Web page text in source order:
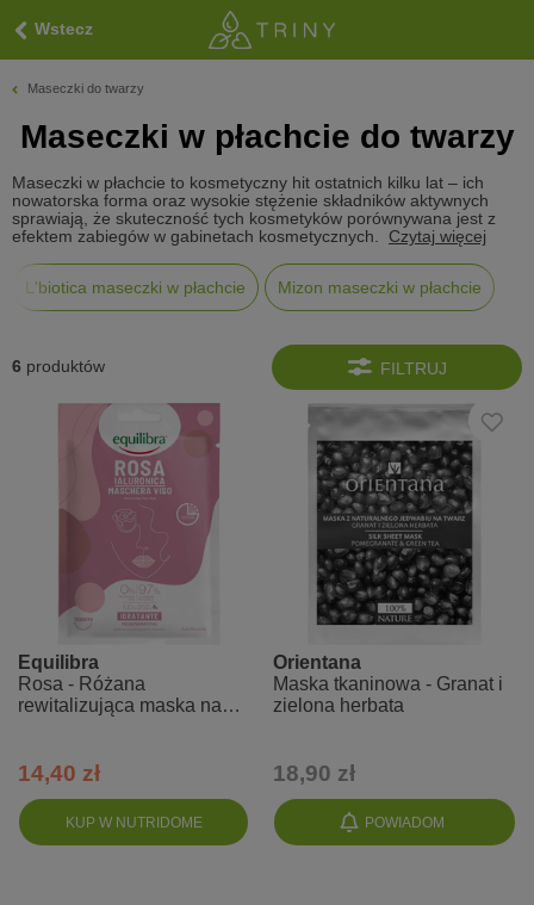
Wstecz
Maseczki do twarzy
Maseczki w płachcie do twarzy
Maseczki w płachcie to kosmetyczny hit ostatnich kilku lat – ich
nowatorska forma oraz wysokie stężenie składników aktywnych
sprawiają, że skuteczność tych kosmetyków porównywana jest z
efektem zabiegów w gabinetach kosmetycznych. Czytaj więcej
L'biotica maseczki w płachcie Mizon maseczki w płachcie
FILTRUJ
6 produktów
KUP W NUTRIDOME
Equilibra
Rosa - Różana
rewitalizująca maska na
14,40 zł
POWIADOM
Orientana
Maska tkaninowa - Granat i
zielona herbata
18,90 zł